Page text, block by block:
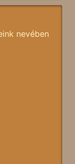
nevében